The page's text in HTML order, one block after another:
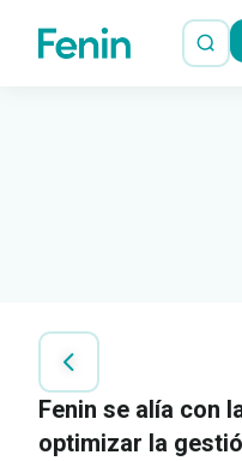
Fenin se alía con
optimizar la